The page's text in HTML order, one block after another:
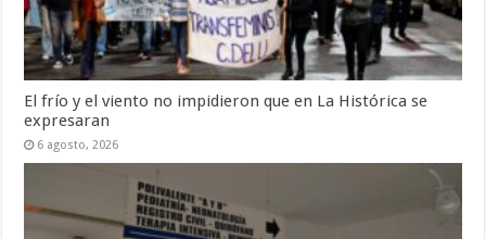
El frío y el viento no impidieron que en La Histórica se
expresaran
6 agosto, 2026